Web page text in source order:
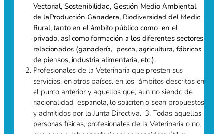
Vectorial, Sostenibilidad, Gestión Medio Ambiental
de laProducción Ganadera, Biodiversidad del Medio
Rural, tanto en el ámbito público como en el
privado, así como formación a los diferentes sectores
relacionados (ganadería, pesca, agricultura, fábricas
de piensos, industria alimentaria, etc.).
Profesionales de la Veterinaria que presten sus
servicios, en otros países, en los ámbitos descritos en
el punto anterior y aquellos que, aun no siendo de
nacionalidad española, lo soliciten o sean propuestos
y admitidos por la Junta Directiva. 3. Todas aquellas
personas físicas, profesionales de la Veterinaria o no,